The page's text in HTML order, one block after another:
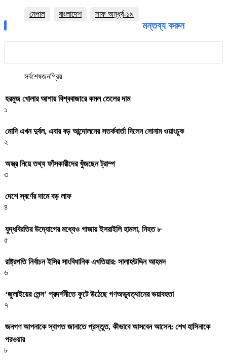
নেপাল বাংলাদেশ সাফ অনূর্ধ্ব-১৯
মন্তব্য করুন
সর্বশেষজনপ্রিয়
হরমুজ খোলার আশায় বিশ্ববাজারে কমল তেলের দাম
১
মোদি এখন দুর্বল, এবার বড় আন্দোলনের সতর্কবার্তা দিলেন সোনাম ওয়াংচুক
২
অস্ত্র নিয়ে তথ্য ফাঁসকারীদের খুঁজছেন ট্রাম্প
৩
দেশে স্বর্ণের দামে বড় লাফ
৪
যুদ্ধবিরতির উদ্যোগের মধ্যেও গাজায় ইসরাইলি হামলা, নিহত ৮
৫
রাষ্ট্রপতি নির্বাচন ইসির সাংবিধানিক এখতিয়ার: সালাহউদ্দিন আহমদ
৬
‘জুলাইয়ের লেন্স’ প্রদর্শনীতে ফুটে উঠেছে গণঅভ্যুত্থানের ভয়াবহতা
৭
জনগণ আপনাকে স্বাগত জানাতে প্রস্তুত, কীভাবে আসবেন আসেন: শেখ হাসিনাকে
পরওয়ার
৮